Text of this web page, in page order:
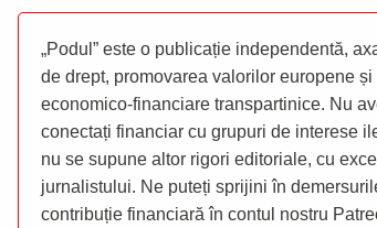
„Podul” este o publicație independentă,
de drept, promovarea valorilor europene
economico-financiare transpartinice. Nu
conectați financiar cu grupuri de interese
nu se supune altor rigori editoriale, cu
jurnalistului. Ne puteți sprijini în
contribuție financiară în contul nostru